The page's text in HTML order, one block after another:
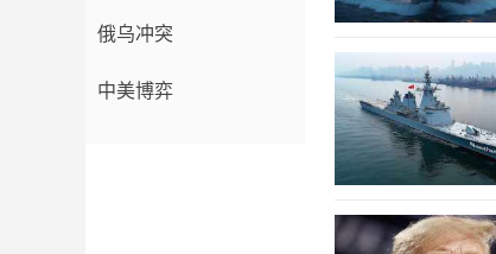
俄乌冲突
中美博弈